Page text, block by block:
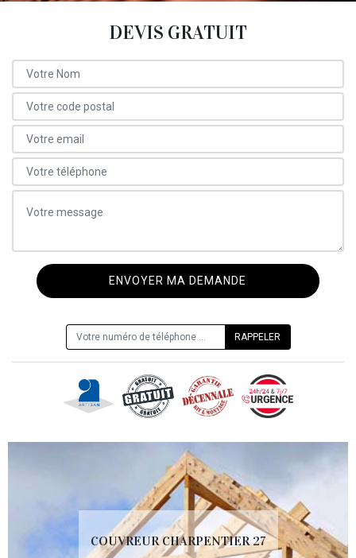
DEVIS GRATUIT
COUVREUR CHARPENTIER 27